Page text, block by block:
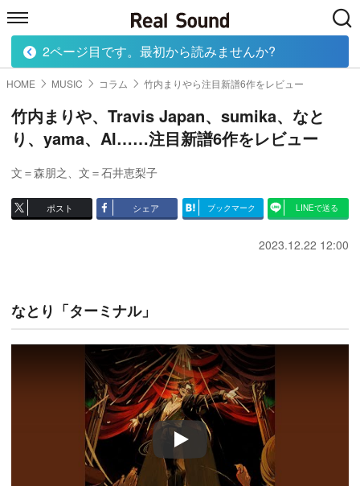
HOME MUSIC MOVIE TECH
HOME MUSIC コラム 竹内まりやら注目新譜6作をレビュー
竹内まりや、Travis Japan、sumika、なと
り、yama、AI……注目新譜6作をレビュー
文＝森朋之、 文＝石井恵梨子
ポスト シェア ブックマーク LINEで送る
2023.12.22 12:00
なとり「ターミナル」
Play
2ページ目です。最初から読みませんか?